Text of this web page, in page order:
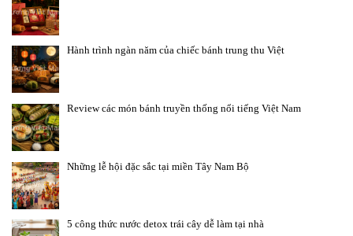
Hành trình ngàn năm của chiếc bánh trung thu Việt
Review các món bánh truyền thống nổi tiếng Việt Nam
Những lễ hội đặc sắc tại miền Tây Nam Bộ
5 công thức nước detox trái cây dễ làm tại nhà